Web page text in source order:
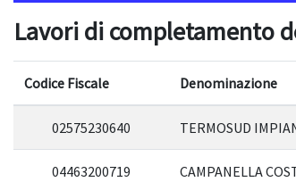
Lavori di completamento
Codice Fiscale Denominazione
02575230640 TERMOSUD
04463200719 CAMPANELLA